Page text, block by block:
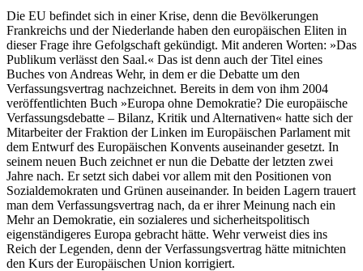
Die EU befindet sich in einer Krise, denn die Bevölkerungen
Frankreichs und der Niederlande haben den europäischen Eliten in
dieser Frage ihre Gefolgschaft gekündigt. Mit anderen Worten: »Das
Publikum verlässt den Saal.« Das ist denn auch der Titel eines
Buches von Andreas Wehr, in dem er die Debatte um den
Verfassungsvertrag nachzeichnet. Bereits in dem von ihm 2004
veröffentlichten Buch »Europa ohne Demokratie? Die europäische
Verfassungsdebatte – Bilanz, Kritik und Alternativen« hatte sich der
Mitarbeiter der Fraktion der Linken im Europäischen Parlament mit
dem Entwurf des Europäischen Konvents auseinander gesetzt. In
seinem neuen Buch zeichnet er nun die Debatte der letzten zwei
Jahre nach. Er setzt sich dabei vor allem mit den Positionen von
Sozialdemokraten und Grünen auseinander. In beiden Lagern trauert
man dem Verfassungsvertrag nach, da er ihrer Meinung nach ein
Mehr an Demokratie, ein sozialeres und sicherheitspolitisch
eigenständigeres Europa gebracht hätte. Wehr verweist dies ins
Reich der Legenden, denn der Verfassungsvertrag hätte mitnichten
den Kurs der Europäischen Union korrigiert.